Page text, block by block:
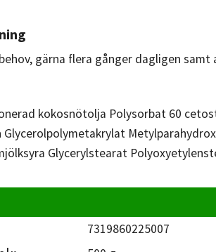
gärna flera gånger dagligen
kokosnötolja Polysorbat 60
Glycerolpolymetakrylat
Glycerylstearat
7319860225007